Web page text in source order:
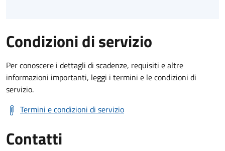
Condizioni di servizio
Per conoscere i dettagli di scadenze, requisiti e altre
informazioni importanti, leggi i termini e le condizioni di
servizio.
Termini e condizioni di servizio
Contatti